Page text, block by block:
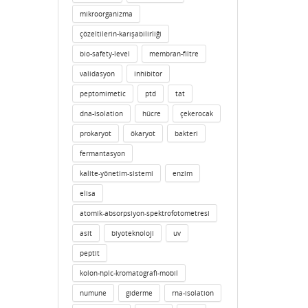
mikroorganizma
çözeltilerin-karışabilirliği
bio-safety-level membran-filtre
validasyon inhibitor
peptomimetic ptd tat
dna-isolation hücre çekerocak
prokaryot ökaryot bakteri
fermantasyon
kalite-yönetim-sistemi enzim
elisa
atomik-absorpsiyon-spektrofotometresi
asit biyoteknoloji uv
peptit
kolon-hplc-kromatografi-mobil
numune giderme rna-isolation